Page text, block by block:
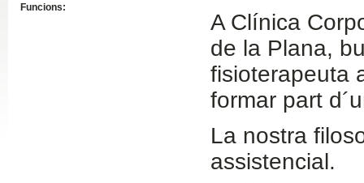
Funcions:
A Clínica
de la Plana,
fisioterapeuta
formar part
La nostra
assistencial.